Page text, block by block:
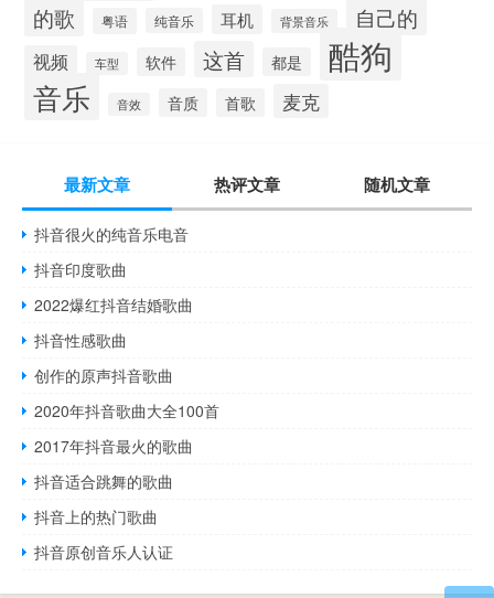
的歌 粤语 纯音乐 耳机 背景音乐 自己的
视频 车型 软件 这首 都是 酷狗
音乐 音效 音质 首歌 麦克
最新文章 热评文章 随机文章
抖音很火的纯音乐电音
抖音印度歌曲
2022爆红抖音结婚歌曲
抖音性感歌曲
创作的原声抖音歌曲
2020年抖音歌曲大全100首
2017年抖音最火的歌曲
抖音适合跳舞的歌曲
抖音上的热门歌曲
抖音原创音乐人认证